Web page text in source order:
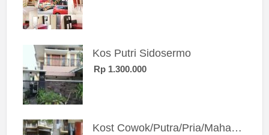
Kos Putri Sidosermo
Rp 1.300.000
Kost Cowok/Putra/Pria/Mahasiswa/Karyawan SIngle eksklusif bangunan baru